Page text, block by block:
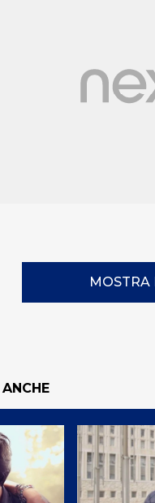
MOSTRA